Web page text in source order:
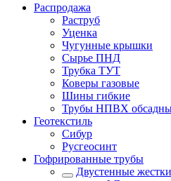
Распродажа
Раструб
Уценка
Чугунные крышки
Сырье ПНД
Трубка ТУТ
Коверы газовые
Шины гибкие
Трубы НПВХ
Геотекстиль
Сибур
Русгеосинт
Гофрированные трубы
Двустенные